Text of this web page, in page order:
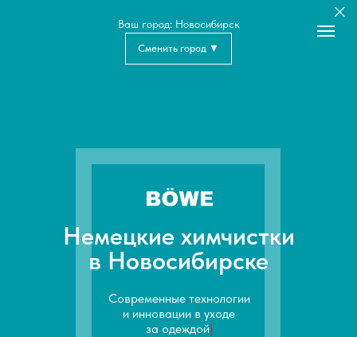
Ваш город: Новосибирск
Сменить город ▼
Немецкие химчистки
в Новосибирске
Современные технологии
и инновации в уходе
за одеждой|